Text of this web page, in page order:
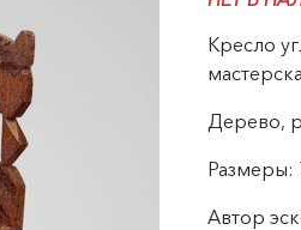
Кресло
Дерево,
Размеры:
Автор